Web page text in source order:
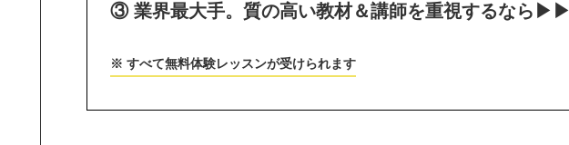
③ 業界最大手。質の高い教材＆講師を重視するなら▶▶
※ すべて無料体験レッスンが受けられます